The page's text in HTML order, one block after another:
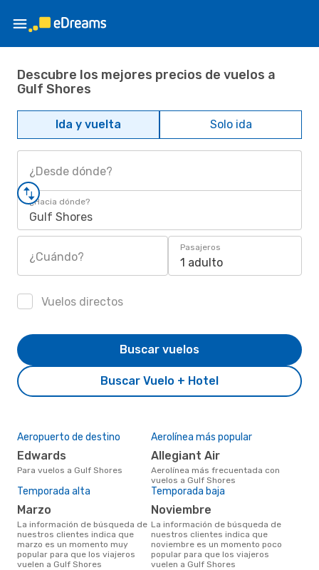
Descubre los mejores precios de vuelos a
Gulf Shores
Ida y vuelta Solo ida
¿Desde dónde?
¿Hacia dónde?
Gulf Shores
¿Cuándo?
Pasajeros
1 adulto
Vuelos directos
Buscar Vuelo + Hotel
Buscar vuelos
Aeropuerto de destino
Edwards
Para vuelos a Gulf Shores
Aerolínea más popular
Allegiant Air
Aerolínea más frecuentada con
vuelos a Gulf Shores
Temporada alta
marzo
La información de búsqueda de
nuestros clientes indica que
marzo es un momento muy
popular para que los viajeros
vuelen a Gulf Shores
Temporada baja
noviembre
La información de búsqueda de
nuestros clientes indica que
noviembre es un momento poco
popular para que los viajeros
vuelen a Gulf Shores